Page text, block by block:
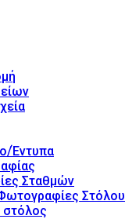
Έντυπα
Σταθμών
Στόλου
στόλος